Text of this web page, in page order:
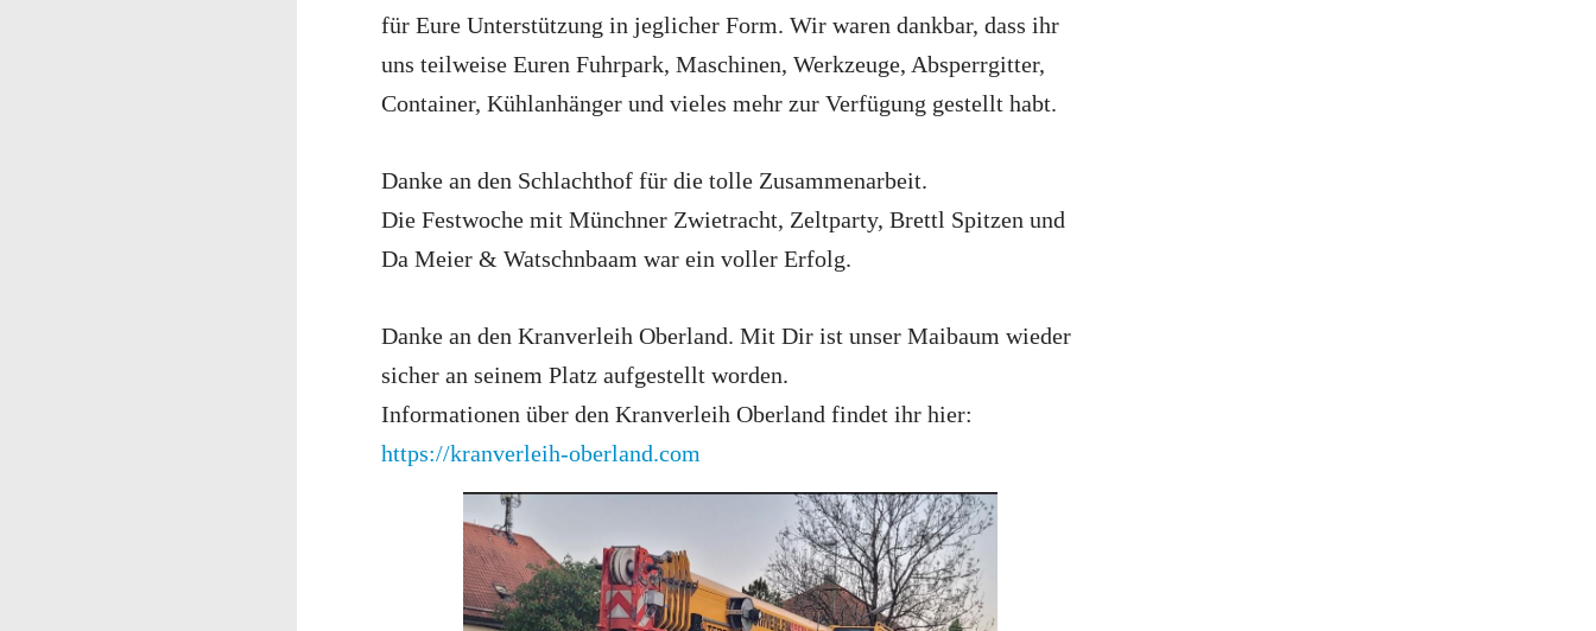
für Eure Unterstützung in jeglicher Form. Wir waren dankbar, dass ihr
uns teilweise Euren Fuhrpark, Maschinen, Werkzeuge, Absperrgitter,
Container, Kühlanhänger und vieles mehr zur Verfügung gestellt habt.
Danke an den Schlachthof für die tolle Zusammenarbeit.
Die Festwoche mit Münchner Zwietracht, Zeltparty, Brettl Spitzen und
Da Meier & Watschnbaam war ein voller Erfolg.
Danke an den Kranverleih Oberland. Mit Dir ist unser Maibaum wieder
sicher an seinem Platz aufgestellt worden.
Informationen über den Kranverleih Oberland findet ihr hier:
https://kranverleih-oberland.com